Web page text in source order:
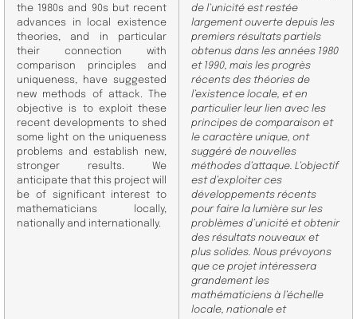
the 1980s and 90s but recent
advances in local existence
theories, and in particular
their connection with
comparison principles and
uniqueness, have suggested
new methods of attack. The
objective is to exploit these
recent developments to shed
some light on the uniqueness
problems and establish new,
stronger results. We
anticipate that this project will
be of significant interest to
mathematicians locally,
nationally and internationally.​
de l’unicité est restée
largement ouverte depuis les
premiers résultats partiels
obtenus dans les années 1980
et 1990, mais les progrès
récents des théories de
l’existence locale, et en
particulier leur lien avec les
principes de comparaison et
le caractère unique, ont
suggéré de nouvelles
méthodes d’attaque. L’objectif
est d’exploiter ces
développements récents
pour faire la lumière sur les
problèmes d’unicité et obtenir
des résultats nouveaux et
plus solides. Nous prévoyons
que ce projet intéressera
grandement les
mathématiciens à l’échelle
locale, nationale et